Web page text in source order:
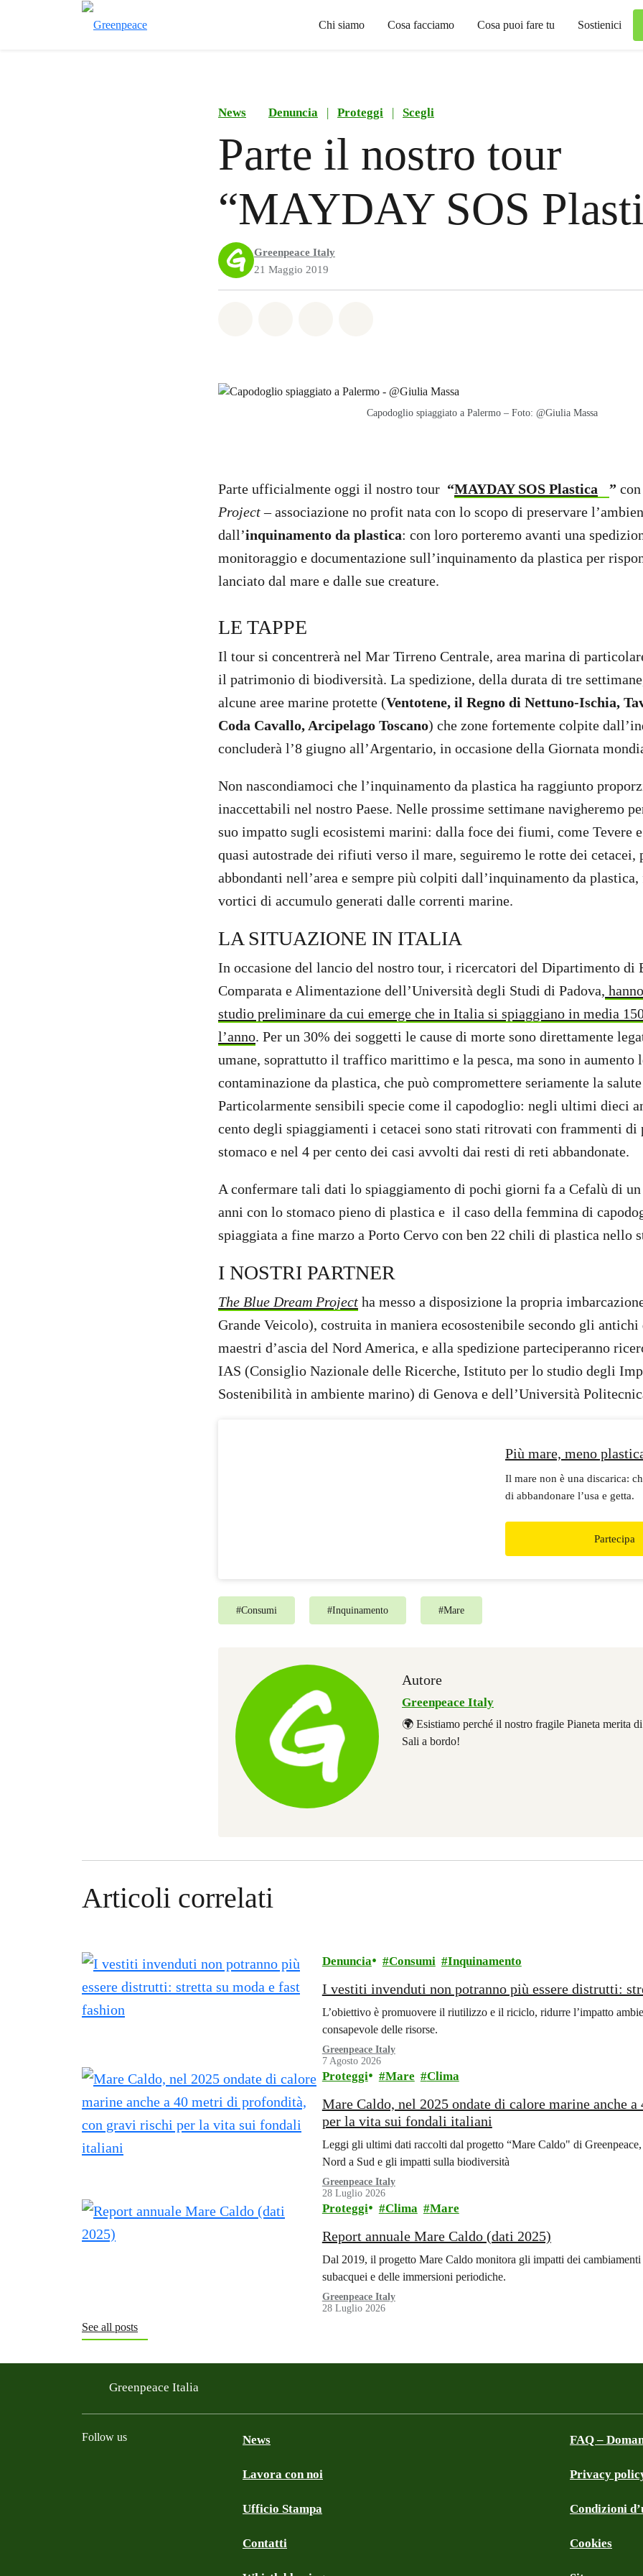
Chi siamo Cosa facciamo Cosa puoi fare tu Sostienici
News Denuncia | Proteggi | Scegli
Parte il nostro tour
“MAYDAY SOS
Greenpeace Italy
21 Maggio 2019
Capodoglio spiaggiato a Palermo – Foto: @Giulia Massa
Parte ufficialmente oggi il nostro tour “MAYDAY SOS Plastica ” con
Project– associazione no profit nata con lo scopo di preservare
dall’inquinamento da plastica: con loro porteremo avanti una
monitoraggio e documentazione sull’inquinamento da plastica per
lanciato dal mare e dalle sue creature.
LE TAPPE
Il tour si concentrerà nel Mar Tirreno Centrale, area marina di
il patrimonio di biodiversità. La spedizione, della durata di tre
alcune aree marine protette (Ventotene, il Regno di Nettuno-Ischia,
Coda Cavallo, Arcipelago Toscano) che zone fortemente colpite
concluderà l’8 giugno all’Argentario, in occasione della Giornata
Non nascondiamoci che l’inquinamento da plastica ha raggiunto
inaccettabili nel nostro Paese. Nelle prossime settimane navigheremo
suo impatto sugli ecosistemi marini: dalla foce dei fiumi, come Tevere
quasi autostrade dei rifiuti verso il mare, seguiremo le rotte dei cetacei,
abbondanti nell’area e sempre più colpiti dall’inquinamento da
vortici di accumulo generati dalle correnti marine.
LA SITUAZIONE IN ITALIA
In occasione del lancio del nostro tour, i ricercatori del Dipartimento di
Comparata e Alimentazione dell’Università degli Studi di Padova,
studio preliminare da cui emerge che in Italia si spiaggiano in media
l’anno. Per un 30% dei soggetti le cause di morte sono direttamente
umane, soprattutto il traffico marittimo e la pesca, ma sono in aumento
contaminazione da plastica, che può compromettere seriamente la
Particolarmente sensibili specie come il capodoglio: negli ultimi dieci
cento degli spiaggiamenti i cetacei sono stati ritrovati con frammenti di
stomaco e nel 4 per cento dei casi avvolti dai resti di reti abbandonate.
A confermare tali dati lo spiaggiamento di pochi giorni fa a Cefalù di
anni con lo stomaco pieno di plastica e il caso della femmina di
spiaggiata a fine marzo a Porto Cervo con ben 22 chili di plastica nello
I NOSTRI PARTNER
The Blue Dream Project ha messo a disposizione la propria
Grande Veicolo), costruita in maniera ecosostenibile secondo gli antichi
maestri d’ascia del Nord America, e alla spedizione parteciperanno
IAS (Consiglio Nazionale delle Ricerche, Istituto per lo studio degli
Sostenibilità in ambiente marino) di Genova e dell’Università
Più mare, meno
Il mare non è una discarica:
di abbandonare l’usa e getta.
Partecipa
#Consumi #Inquinamento #Mare
Autore
Greenpeace Italy
🌍 Esistiamo perché il nostro fragile Pianeta merita
Sali a bordo!
Articoli correlati
Denuncia Consumi Inquinamento
I vestiti invenduti non potranno più essere distrutti:
L’obiettivo è promuovere il riutilizzo e il riciclo, ridurre l’impatto
consapevole delle risorse.
Greenpeace Italy
7 Agosto 2026
Proteggi Mare Clima
Mare Caldo, nel 2025 ondate di calore marine anche
per la vita sui fondali italiani
Leggi gli ultimi dati raccolti dal progetto “Mare Caldo" di
Nord a Sud e gli impatti sulla biodiversità
Greenpeace Italy
28 Luglio 2026
Proteggi Clima Mare
Report annuale Mare Caldo (dati 2025)
Dal 2019, il progetto Mare Caldo monitora gli impatti dei
subacquei e delle immersioni periodiche.
Greenpeace Italy
28 Luglio 2026
See all posts
Greenpeace Italia
Follow us News
Lavora con noi
Ufficio Stampa
Contatti
FAQ –
Privacy
Condizioni
Cookies